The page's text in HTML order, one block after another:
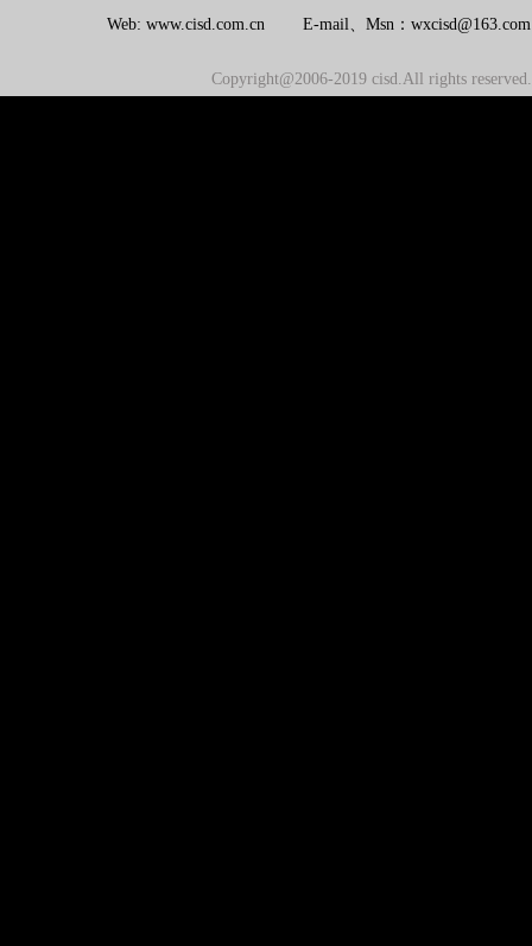
Web: www.cisd.com.cn E-mail、Msn：
Copyright@2006-2019 cisd.All rights